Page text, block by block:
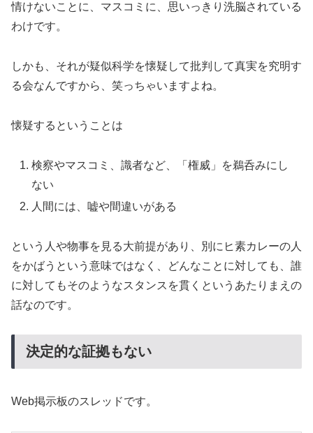
情けないことに、マスコミに、思いっきり洗脳されている
わけです。
しかも、それが疑似科学を懐疑して批判して真実を究明す
る会なんですから、笑っちゃいますよね。
懐疑するということは
検察やマスコミ、識者など、「権威」を鵜呑みにし
ない
人間には、嘘や間違いがある
という人や物事を見る大前提があり、別にヒ素カレーの人
をかばうという意味ではなく、どんなことに対しても、誰
に対してもそのようなスタンスを貫くというあたりまえの
話なのです。
決定的な証拠もない
Web掲示板のスレッドです。